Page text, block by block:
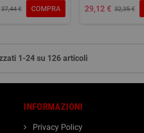
37,44 € COMPRA 29,12 € 32,35 €
1-24 su 126 articoli
INFORMAZIONI
Privacy Policy